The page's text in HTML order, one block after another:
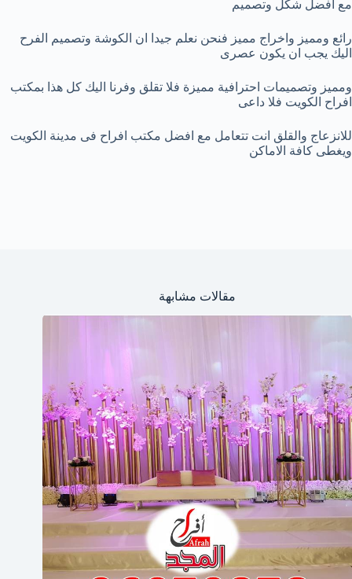
مع افضل شكل وتصميم
رائع ومميز واخراج مميز فنحن نعلم جيدا ان الكوشة وتصميم الفرح
اليك يجب ان يكون عصرى
ومميز وتصميمات احترافية مميزة فلا تقلق وفرنا اليك كل هذا بمكتب
افراح الكويت فلا داعى
للانزعاج والقلق انت تتعامل مع افضل مكتب افراح فى مدينة الكويت
ويغطى كافة الاماكن
مقالات مشابهة